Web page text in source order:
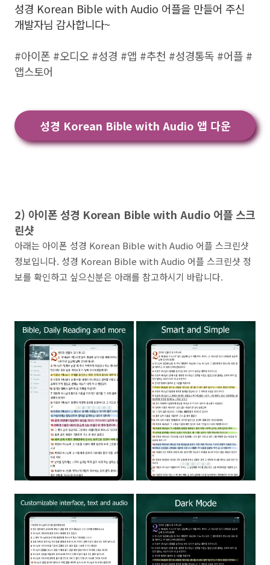
성경 Korean Bible with Audio 어플을 만들어 주신
개발자님 감사합니다~
#아이폰 #오디오 #성경 #앱 #추천 #성경통독 #어플 #
앱스토어
성경 Korean Bible with Audio 앱 다운
2) 아이폰 성경 Korean Bible with Audio 어플 스크
린샷
아래는 아이폰 성경 Korean Bible with Audio 어플 스크린샷
정보입니다. 성경 Korean Bible with Audio 어플 스크린샷 정
보를 확인하고 싶으신분은 아래를 참고하시기 바랍니다.